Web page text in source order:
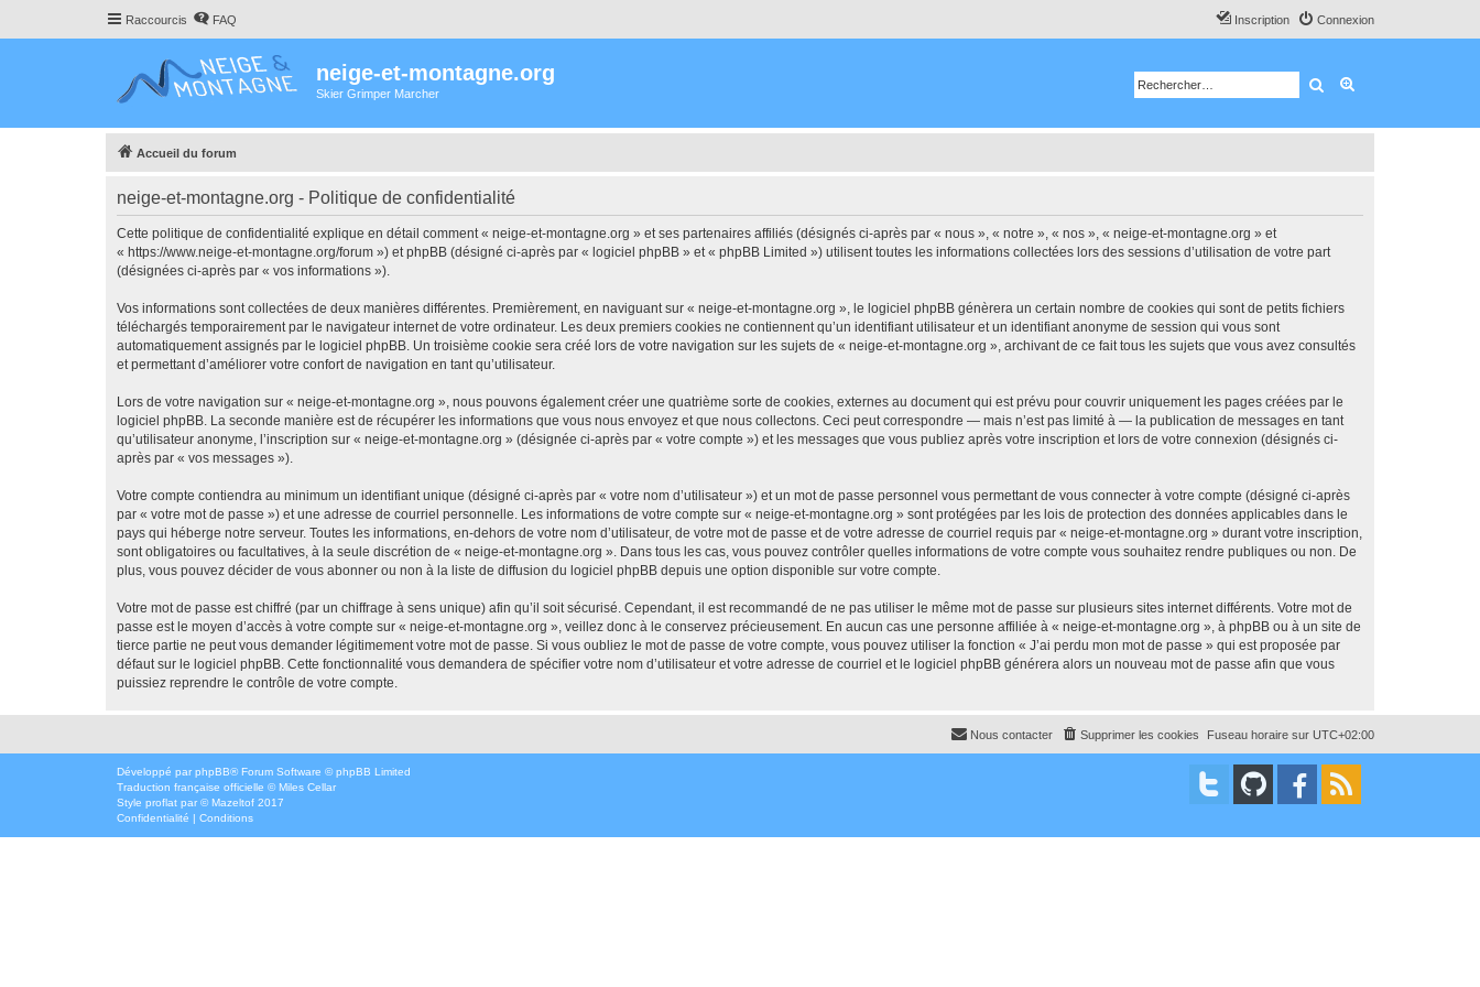
Raccourcis FAQ Connexion
Inscription
neige-et-montagne.org
Skier Grimper Marcher Rechercher
Accueil du forum
neige-et-montagne.org - Politique de confidentialité
Cette politique de confidentialité explique en détail comment « neige-et-montagne.org » et ses partenaires affiliés (désignés ci-après par « nous », « notre », « nos », « neige-et-montagne.org » et
« https://www.neige-et-montagne.org/forum ») et phpBB (désigné ci-après par « logiciel phpBB » et « phpBB Limited ») utilisent toutes les informations collectées lors des sessions d’utilisation de votre part
(désignées ci-après par « vos informations »).
Vos informations sont collectées de deux manières différentes. Premièrement, en naviguant sur « neige-et-montagne.org », le logiciel phpBB génèrera un certain nombre de cookies qui sont de petits fichiers
téléchargés temporairement par le navigateur internet de votre ordinateur. Les deux premiers cookies ne contiennent qu’un identifiant utilisateur et un identifiant anonyme de session qui vous sont
automatiquement assignés par le logiciel phpBB. Un troisième cookie sera créé lors de votre navigation sur les sujets de « neige-et-montagne.org », archivant de ce fait tous les sujets que vous avez consultés
et permettant d’améliorer votre confort de navigation en tant qu’utilisateur.
Lors de votre navigation sur « neige-et-montagne.org », nous pouvons également créer une quatrième sorte de cookies, externes au document qui est prévu pour couvrir uniquement les pages créées par le
logiciel phpBB. La seconde manière est de récupérer les informations que vous nous envoyez et que nous collectons. Ceci peut correspondre — mais n’est pas limité à — la publication de messages en tant
qu’utilisateur anonyme, l’inscription sur « neige-et-montagne.org » (désignée ci-après par « votre compte ») et les messages que vous publiez après votre inscription et lors de votre connexion (désignés ci-
après par « vos messages »).
Votre compte contiendra au minimum un identifiant unique (désigné ci-après par « votre nom d’utilisateur ») et un mot de passe personnel vous permettant de vous connecter à votre compte (désigné ci-après
par « votre mot de passe ») et une adresse de courriel personnelle. Les informations de votre compte sur « neige-et-montagne.org » sont protégées par les lois de protection des données applicables dans le
pays qui héberge notre serveur. Toutes les informations, en-dehors de votre nom d’utilisateur, de votre mot de passe et de votre adresse de courriel requis par « neige-et-montagne.org » durant votre inscription,
sont obligatoires ou facultatives, à la seule discrétion de « neige-et-montagne.org ». Dans tous les cas, vous pouvez contrôler quelles informations de votre compte vous souhaitez rendre publiques ou non. De
plus, vous pouvez décider de vous abonner ou non à la liste de diffusion du logiciel phpBB depuis une option disponible sur votre compte.
Votre mot de passe est chiffré (par un chiffrage à sens unique) afin qu’il soit sécurisé. Cependant, il est recommandé de ne pas utiliser le même mot de passe sur plusieurs sites internet différents. Votre mot de
passe est le moyen d’accès à votre compte sur « neige-et-montagne.org », veillez donc à le conservez précieusement. En aucun cas une personne affiliée à « neige-et-montagne.org », à phpBB ou à un site de
tierce partie ne peut vous demander légitimement votre mot de passe. Si vous oubliez le mot de passe de votre compte, vous pouvez utiliser la fonction « J’ai perdu mon mot de passe » qui est proposée par
défaut sur le logiciel phpBB. Cette fonctionnalité vous demandera de spécifier votre nom d’utilisateur et votre adresse de courriel et le logiciel phpBB générera alors un nouveau mot de passe afin que vous
puissiez reprendre le contrôle de votre compte.
Fuseau horaire sur UTC+02:00
Supprimer les cookies
Nous contacter
Développé par phpBB® Forum Software © phpBB Limited
Traduction française officielle ©Miles Cellar
Style proflat par ©Mazeltof 2017
Confidentialité | Conditions